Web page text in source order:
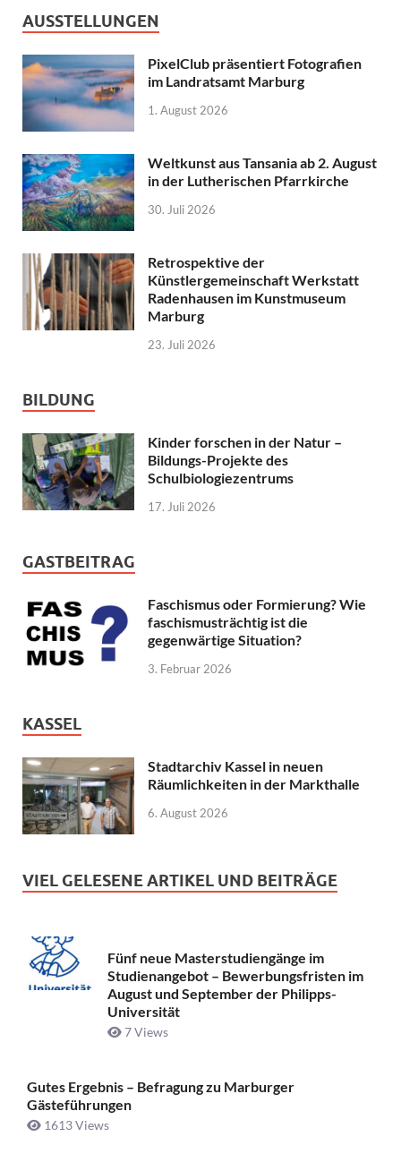
AUSSTELLUNGEN
PixelClub präsentiert Fotografien
im Landratsamt Marburg
1. August 2026
Weltkunst aus Tansania ab 2. August
in der Lutherischen Pfarrkirche
30. Juli 2026
Retrospektive der
Künstlergemeinschaft Werkstatt
Radenhausen im Kunstmuseum
Marburg
23. Juli 2026
BILDUNG
Kinder forschen in der Natur –
Bildungs-Projekte des
Schulbiologiezentrums
17. Juli 2026
GASTBEITRAG
Faschismus oder Formierung? Wie
faschismusträchtig ist die
gegenwärtige Situation?
3. Februar 2026
KASSEL
Stadtarchiv Kassel in neuen
Räumlichkeiten in der Markthalle
6. August 2026
VIEL GELESENE ARTIKEL UND BEITRÄGE
Fünf neue Masterstudiengänge im
Studienangebot – Bewerbungsfristen im
August und September der Philipps-
Universität
7 Views
Gutes Ergebnis – Befragung zu Marburger
Gästeführungen
1613 Views